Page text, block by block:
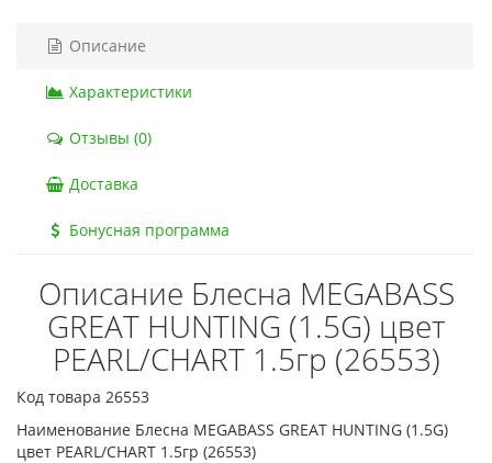
Описание
Характеристики
Отзывы (0)
Доставка
Бонусная программа
Описание Блесна MEGABASS
GREAT HUNTING (1.5G) цвет
PEARL/CHART 1.5гр (26553)
Код товара 26553
Наименование Блесна MEGABASS GREAT HUNTING (1.5G)
цвет PEARL/CHART 1.5гр (26553)